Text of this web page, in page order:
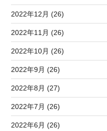
2022年12月 (26)
2022年11月 (26)
2022年10月 (26)
2022年9月 (26)
2022年8月 (27)
2022年7月 (26)
2022年6月 (26)